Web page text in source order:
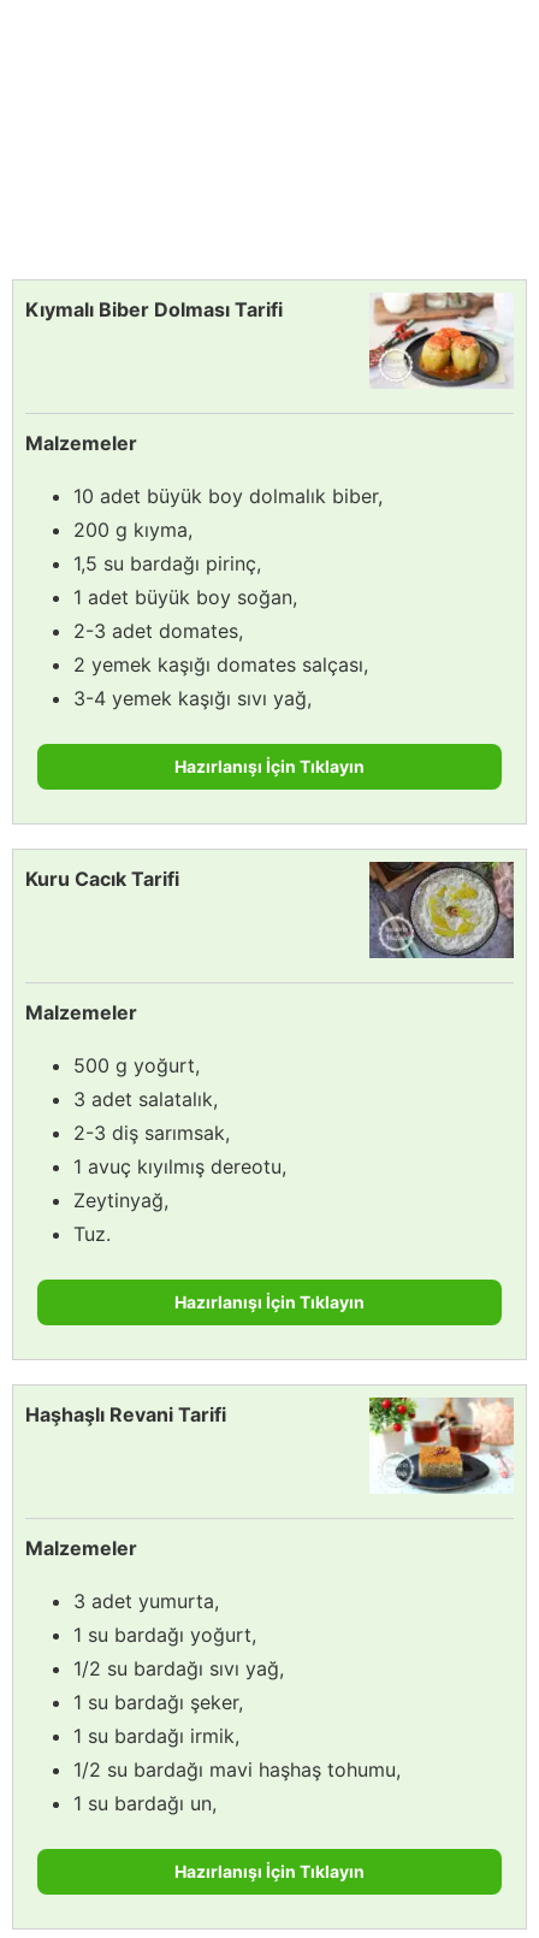
Kıymalı Biber Dolması Tarifi
Malzemeler
10 adet büyük boy dolmalık biber,
200 g kıyma,
1,5 su bardağı pirinç,
1 adet büyük boy soğan,
2-3 adet domates,
2 yemek kaşığı domates salçası,
3-4 yemek kaşığı sıvı yağ,
Hazırlanışı İçin Tıklayın
Kuru Cacık Tarifi
Malzemeler
500 g yoğurt,
3 adet salatalık,
2-3 diş sarımsak,
1 avuç kıyılmış dereotu,
Zeytinyağ,
Tuz.
Hazırlanışı İçin Tıklayın
Haşhaşlı Revani Tarifi
Malzemeler
3 adet yumurta,
1 su bardağı yoğurt,
1/2 su bardağı sıvı yağ,
1 su bardağı şeker,
1 su bardağı irmik,
1/2 su bardağı mavi haşhaş tohumu,
1 su bardağı un,
Hazırlanışı İçin Tıklayın